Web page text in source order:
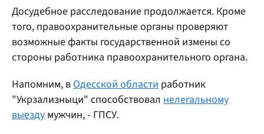
Досудебное расследование продолжается. Кроме
того, правоохранительные органы проверяют
возможные факты государственной измены со
стороны работника правоохранительного органа.
Напомним, вОдесской области работник
"Укрзализныци" способствовал нелегальному
выезду мужчин, - ГПСУ.